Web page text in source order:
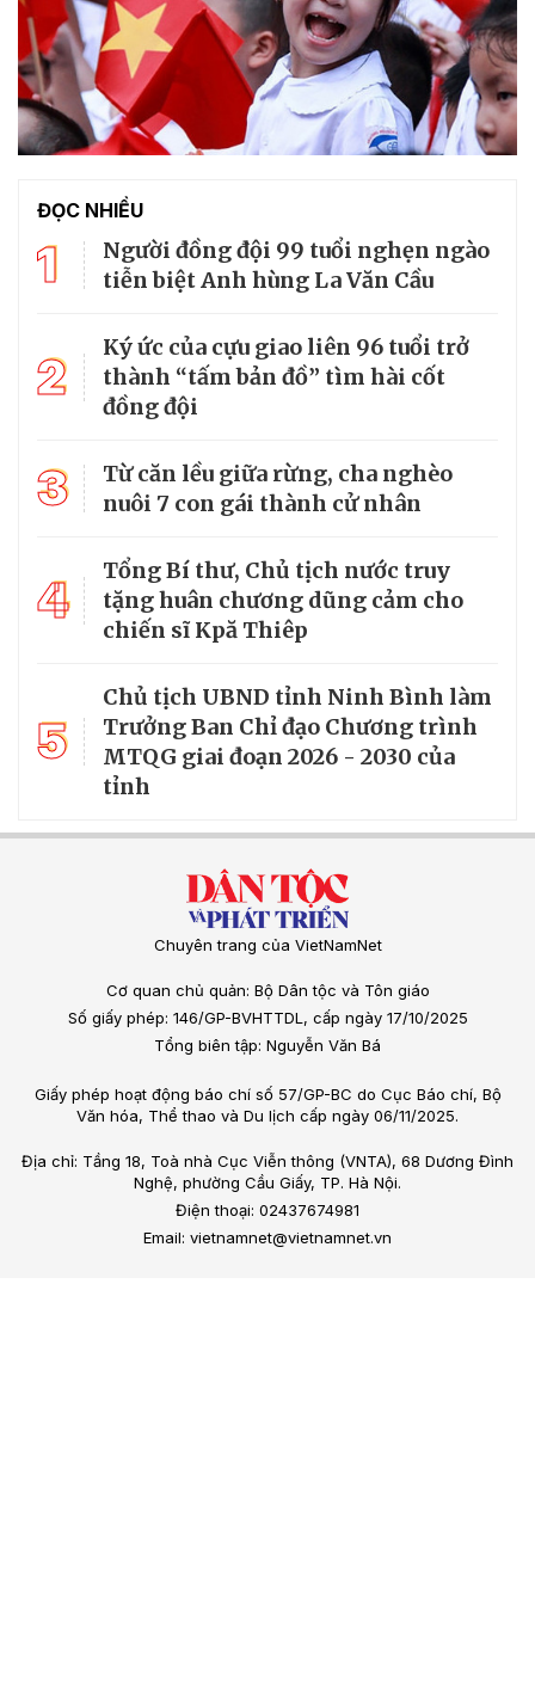
ĐỌC NHIỀU
1
Người đồng đội 99 tuổi nghẹn ngào
tiễn biệt Anh hùng La Văn Cầu
2
Ký ức của cựu giao liên 96 tuổi trở
thành “tấm bản đồ” tìm hài cốt
đồng đội
3
Từ căn lều giữa rừng, cha nghèo
nuôi 7 con gái thành cử nhân
4
Tổng Bí thư, Chủ tịch nước truy
tặng huân chương dũng cảm cho
chiến sĩ Kpă Thiêp
5
Chủ tịch UBND tỉnh Ninh Bình làm
Trưởng Ban Chỉ đạo Chương trình
MTQG giai đoạn 2026 - 2030 của
tỉnh
Chuyên trang của VietNamNet
Cơ quan chủ quản: Bộ Dân tộc và Tôn giáo
Số giấy phép: 146/GP-BVHTTDL, cấp ngày 17/10/2025
Tổng biên tập: Nguyễn Văn Bá
Giấy phép hoạt động báo chí số 57/GP-BC do Cục Báo chí, Bộ
Văn hóa, Thể thao và Du lịch cấp ngày 06/11/2025.
Địa chỉ: Tầng 18, Toà nhà Cục Viễn thông (VNTA), 68 Dương Đình
Nghệ, phường Cầu Giấy, TP. Hà Nội.
Điện thoại: 02437674981
Email: vietnamnet@vietnamnet.vn